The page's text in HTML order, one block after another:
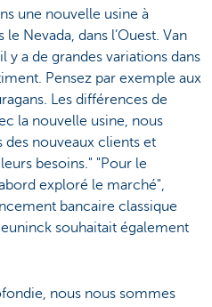
une nouvelle usine à
Nevada, dans l’Ouest. Van
y a de grandes variations dans
Pensez par exemple aux
Les différences de
la nouvelle usine, nous
des nouveaux clients et
besoins." "Pour le
exploré le marché",
bancaire classique
souhaitait également
nous nous sommes